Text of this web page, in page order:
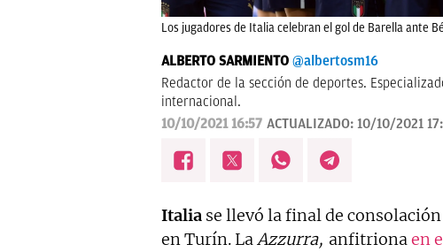
Los jugadores de Italia celebran el gol de Barella ante
ALBERTO SARMIENTO @albertosm16
Redactor de la sección de deportes.
internacional.
10/10/2021 16:57 ACTUALIZADO: 10/10/2021
Italia se llevó la final de
en Turín. LaAzzurra, anfitrionaen